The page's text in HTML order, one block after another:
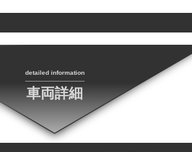
detailed information
車両詳細